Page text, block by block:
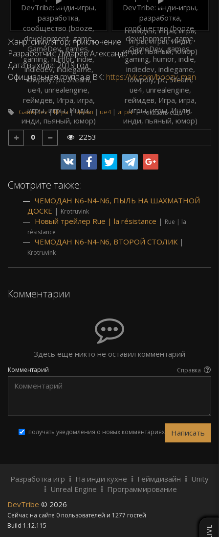
LIVE
Жанр: симулятор, приключение
Разработчик: Дударев Александр
Дата выхода: 2019 год
Официальная группа в ВК: https://vk.com/boozy_man
GameDev Игра Steam ue4 игры + показать еще 15
0 2253
Смотрите также:
ЧЕМОДАН N6-N4-N6, ПЫЛЬ НА ШАХМАТНОЙ
ДОСКЕ | Krotruvink
Новый трейлер Rue | la résistance | Rue | la
résistance
ЧЕМОДАН N6-N4-N6, ВТОРОЙ СТОЛИК |
Krotruvink
Комментарии
Здесь еще никто не оставил комментарий
Комментарий Справка
получать уведомления о новых комментариях
Разработка игр На инди кухне Геймдизайн
Unity
Unreal Engine
Программирование
DevTribe © 2026
Сейчас на сайте 0 пользователей и 1277 гостей
Build 1.12.115